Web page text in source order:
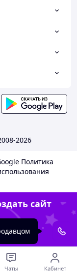
2026
Политика
сайт
Чаты Кабинет